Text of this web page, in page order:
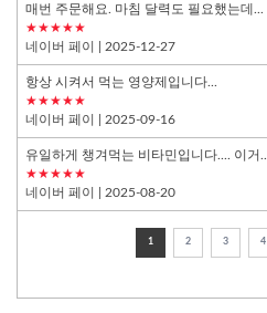
매번 주문해요. 마침 달력도 필요했는데...
★★★★★
네이버 페이 | 2025-12-27
항상 시켜서 먹는 영양제입니다...
★★★★★
네이버 페이 | 2025-09-16
유일하게 챙겨먹는 비타민입니다.... 이거...
★★★★★
네이버 페이 | 2025-08-20
1 2 3 4